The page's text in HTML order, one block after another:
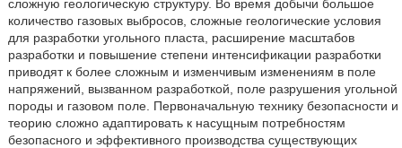
сложную геологическую структуру. Во время добычи большое
количество газовых выбросов, сложные геологические условия
для разработки угольного пласта, расширение масштабов
разработки и повышение степени интенсификации разработки
приводят к более сложным и изменчивым изменениям в поле
напряжений, вызванном разработкой, поле разрушения угольной
породы и газовом поле. Первоначальную технику безопасности и
теорию сложно адаптировать к насущным потребностям
безопасного и эффективного производства существующих